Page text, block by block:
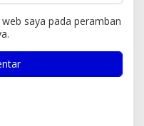
saya pada peramban